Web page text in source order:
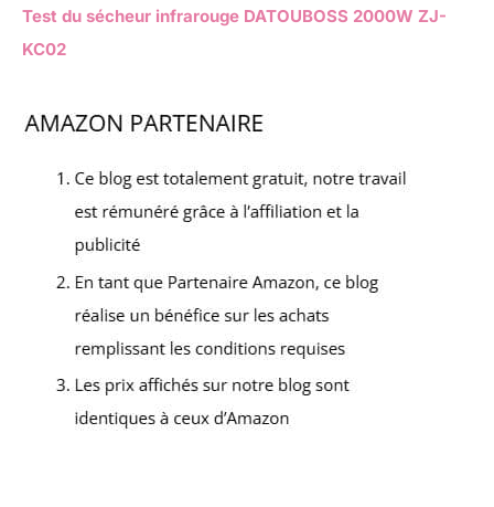
Test du sécheur infrarouge DATOUBOSS 2000W ZJ-
KC02